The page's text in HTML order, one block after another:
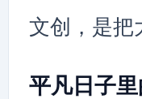
文创，是把
平凡日子